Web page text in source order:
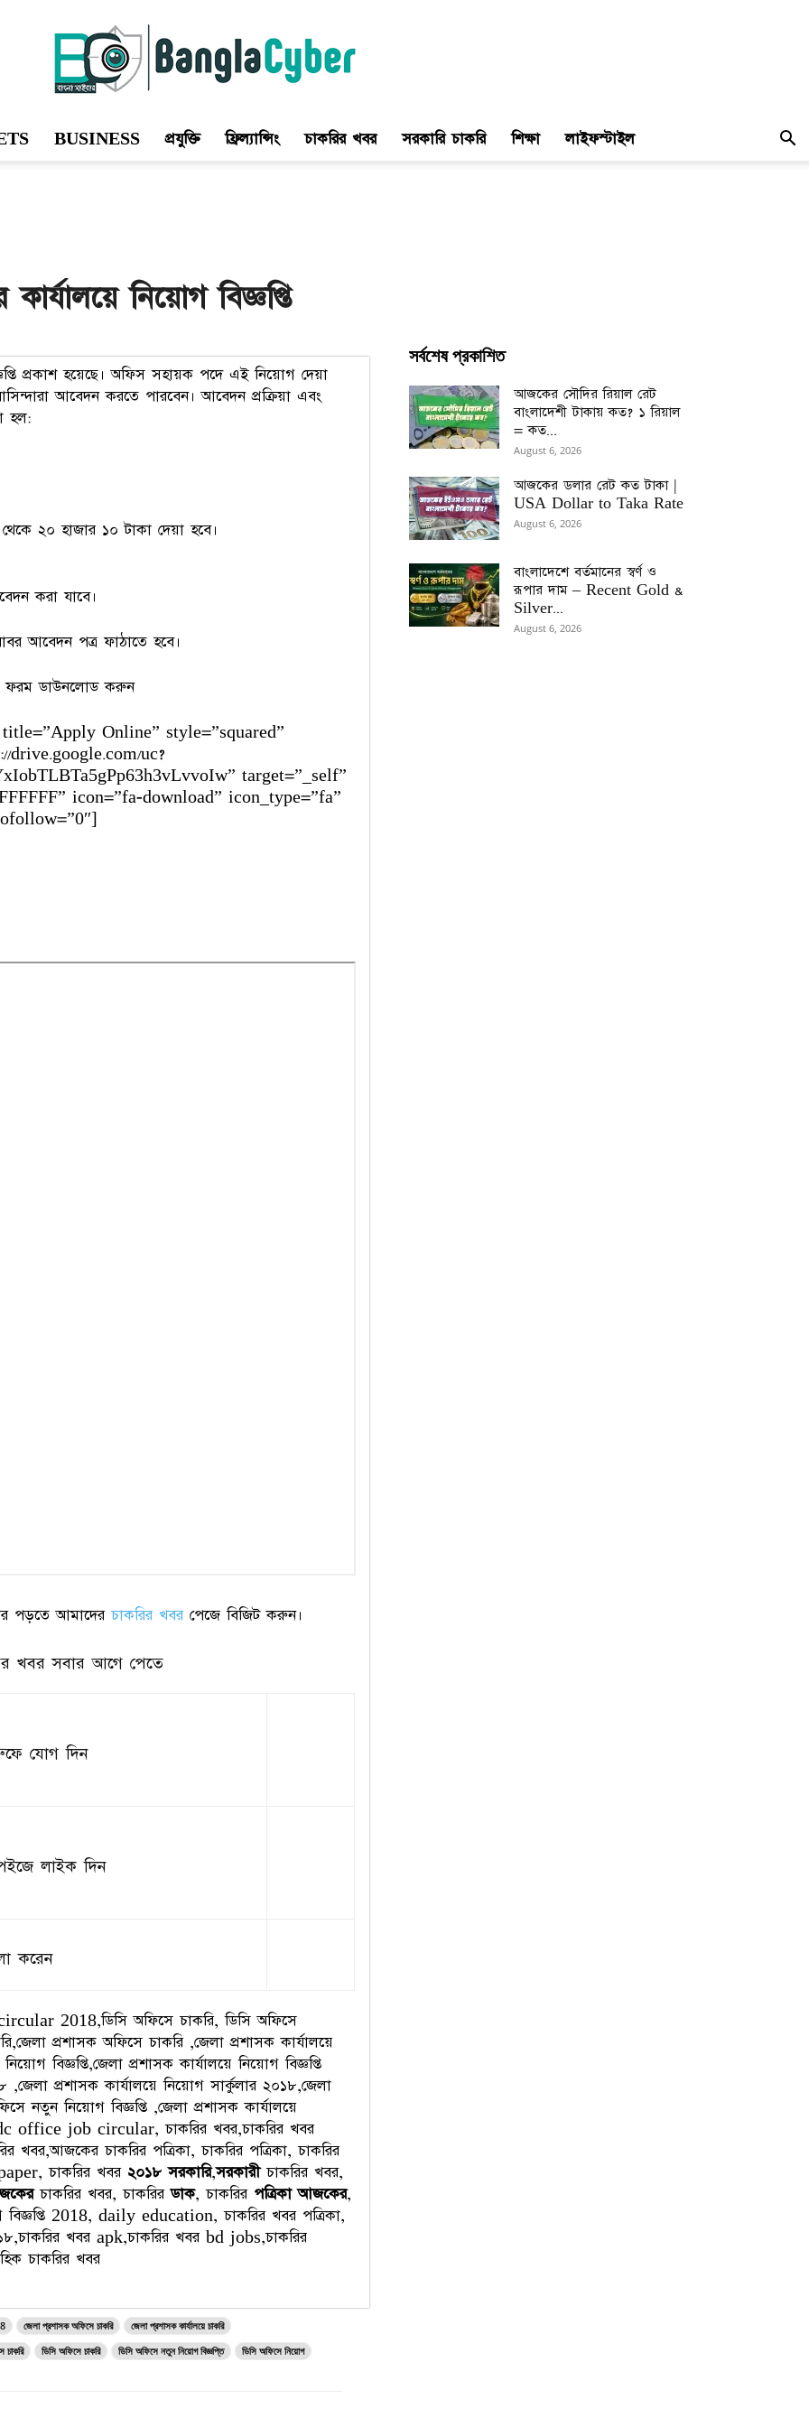
BUSINESS প্রযুক্তি ফ্রিল্যান্সিং চাকরির খবর সরকারি চাকরি শিক্ষা লাইফস্টাইল
নিয়োগ বিজ্ঞপ্তি
প্রকাশ হয়েছে। অফিস সহায়ক পদে এই নিয়োগ দেয়া
আবেদন করতে পারবেন। আবেদন প্রক্রিয়া এবং
হল:
২০ হাজার ১০ টাকা দেয়া হবে।
করা যাবে।
আবেদন পত্র ফাঠাতে হবে।
ফরম ডাউনলোড করুন
Online” style=”squared”
drive.google.com/uc?
target=”_self”
icon=”fa-download” icon_type=”fa”
পড়তে আমাদেরচাকরির খবরপেজে বিজিট করুন।
খবর সবার আগে পেতে
যোগ দিন
লাইক দিন
করেন
2018,ডিসি অফিসে চাকরি, ডিসি অফিসে
প্রশাসক অফিসে চাকরি ,জেলা প্রশাসক কার্যালয়ে
বিজ্ঞপ্তি,জেলা প্রশাসক কার্যালয়ে নিয়োগ বিজ্ঞপ্তি
প্রশাসক কার্যালয়ে নিয়োগ সার্কুলার ২০১৮,জেলা
নতুন নিয়োগ বিজ্ঞপ্তি ,জেলা প্রশাসক কার্যালয়ে
office job circular, চাকরির খবর,চাকরির খবর
চাকরির পত্রিকা, চাকরির পত্রিকা, চাকরির
চাকরির খবর ২০১৮ সরকারি,সরকারীচাকরির খবর,
চাকরির খবর, চাকরিরডাক, চাকরির পত্রিকা আজকের,
বিজ্ঞপ্তি 2018, daily education, চাকরির খবর পত্রিকা,
খবর apk,চাকরির খবর bd jobs,চাকরির
চাকরির খবর
জেলা প্রশাসক অফিসে চাকরি
জেলা প্রশাসক কার্যালয়ে চাকরি
চাকরি ডিসি অফিসে চাকরি ডিসি অফিসে নতুন নিয়োগ বিজ্ঞপ্তি ডিসি অফিসে নিয়োগ
সর্বশেষ প্রকাশিত
আজকের সৌদির রিয়াল রেট
বাংলাদেশী টাকায় কত? ১ রিয়াল
= কত...
August 6, 2026
আজকের ডলার রেট কত টাকা |
USA Dollar to Taka Rate
August 6, 2026
বাংলাদেশে বর্তমানের স্বর্ণ ও
রূপার দাম – Recent Gold &
Silver...
August 6, 2026